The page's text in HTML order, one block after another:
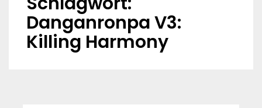
Danganronpa V3:
Killing Harmony